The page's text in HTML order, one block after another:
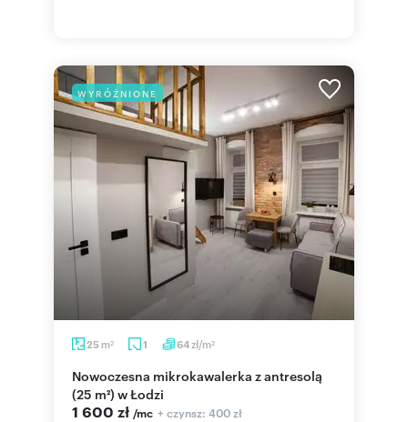
WYRÓŻNIONE
25 m2 1 64zł/m2
Nowoczesna mikrokawalerka z antresolą
(25 m²) w Łodzi
1 600 zł /mc + czynsz: 400 zł